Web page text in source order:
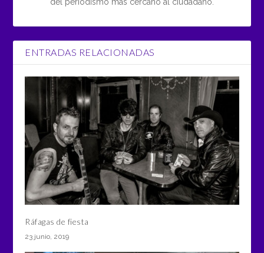
ENTRADAS RELACIONADAS
Ráfagas de fiesta
23 junio, 2019